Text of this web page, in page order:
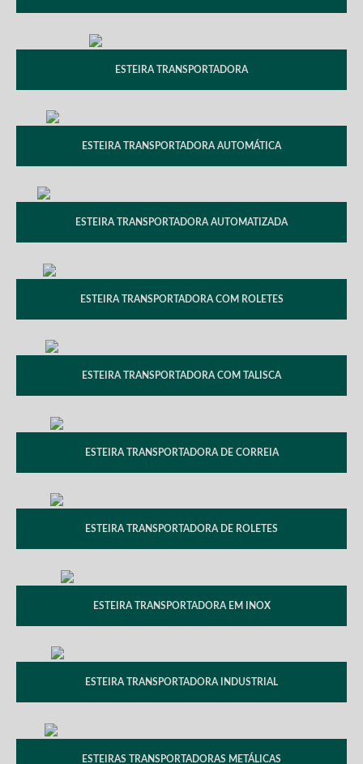
ESTEIRA TRANSPORTADORA
ESTEIRA TRANSPORTADORA AUTOMÁTICA
ESTEIRA TRANSPORTADORA AUTOMATIZADA
ESTEIRA TRANSPORTADORA COM ROLETES
ESTEIRA TRANSPORTADORA COM TALISCA
ESTEIRA TRANSPORTADORA DE CORREIA
ESTEIRA TRANSPORTADORA DE ROLETES
ESTEIRA TRANSPORTADORA EM INOX
ESTEIRA TRANSPORTADORA INDUSTRIAL
ESTEIRAS TRANSPORTADORAS METÁLICAS